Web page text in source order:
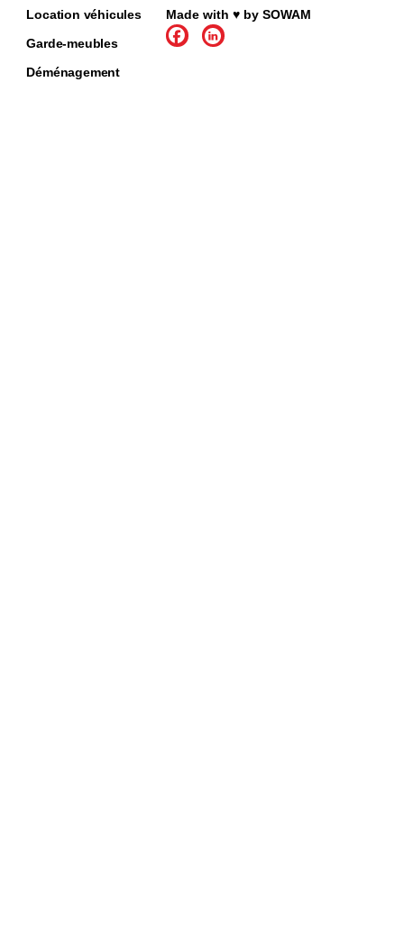
Location véhicules
Garde-meubles
Déménagement
Made with ♥ by SOWAM